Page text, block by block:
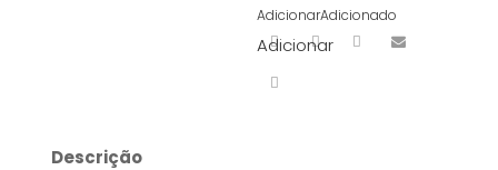
Ink
(Gold
Label)
AdicionarAdicionado
Adicionar
Descrição